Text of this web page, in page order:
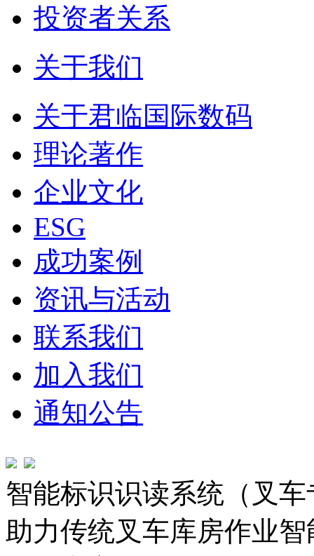
投资者关系
关于我们
关于君临国际数码
理论著作
企业文化
ESG
成功案例
资讯与活动
联系我们
加入我们
通知公告
智能标识识读系统（叉车
助力传统叉车库房作业